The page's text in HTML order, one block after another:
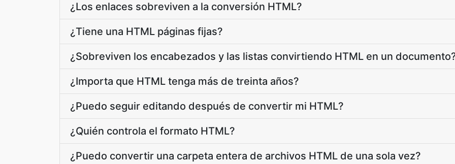
¿Los enlaces sobreviven a la conversión HTML?
¿Tiene una HTML páginas fijas?
¿Sobreviven los encabezados y las listas convirtiendo HTML en un
¿Importa que HTML tenga más de treinta años?
¿Puedo seguir editando después de convertir mi HTML?
¿Quién controla el formato HTML?
¿Puedo convertir una carpeta entera de archivos HTML de una sola vez?